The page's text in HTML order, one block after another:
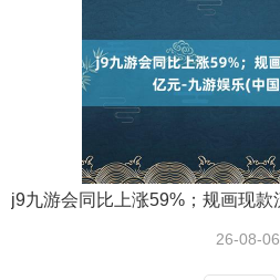
26-08-06